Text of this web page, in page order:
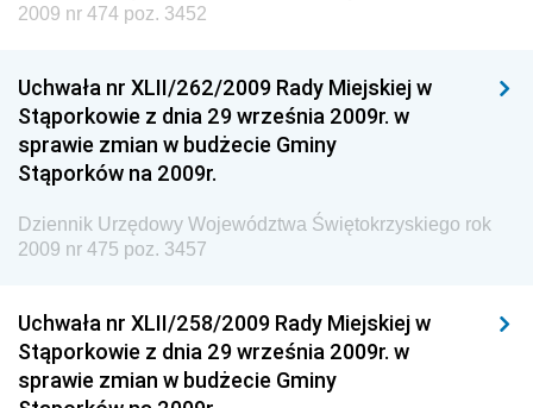
Dziennik Urzędowy Ministra Kultury, Dziedzictwa
Dziennik Urzędowy Ministra Rodziny i Polityki
Społecznej
Dziennik Urzędowy Komendy Głównej Straży
Granicznej
Dziennik Urzędowy Głównego Inspektoratu Transportu
Drogowego
Dziennik Urzędowy Komendy Głównej Policji
Dziennik Urzędowy Ministra Pracy i Polityki
2009 nr 474 poz. 3452
Uchwała nr XLII/262/2009 Rady Miejskiej w
Stąporkowie z dnia 29 września 2009r. w
sprawie zmian w budżecie Gminy
Stąporków na 2009r.
Dziennik Urzędowy Województwa Świętokrzyskiego rok
2009 nr 475 poz. 3457
Uchwała nr XLII/258/2009 Rady Miejskiej w
Stąporkowie z dnia 29 września 2009r. w
sprawie zmian w budżecie Gminy